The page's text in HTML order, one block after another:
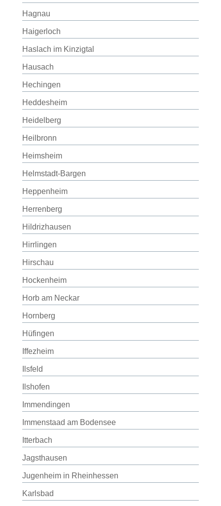
Hagnau
Haigerloch
Haslach im Kinzigtal
Hausach
Hechingen
Heddesheim
Heidelberg
Heilbronn
Heimsheim
Helmstadt-Bargen
Heppenheim
Herrenberg
Hildrizhausen
Hirrlingen
Hirschau
Hockenheim
Horb am Neckar
Hornberg
Hüfingen
Iffezheim
Ilsfeld
Ilshofen
Immendingen
Immenstaad am Bodensee
Itterbach
Jagsthausen
Jugenheim in Rheinhessen
Karlsbad